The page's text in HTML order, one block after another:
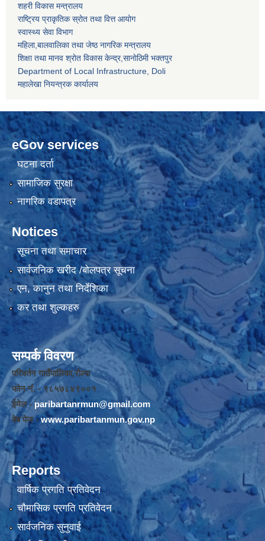
शहरी विकास मन्त्रालय
राष्ट्रिय प्राकृतिक स्रोत तथा वित्त आयोग
स्वास्थ्य सेवा विभाग
महिला,बालवालिका तथा जेष्ठ नागरिक मन्त्रालय
शिक्षा तथा मानव श्राेत विकास केन्द्र,सानाेठिमी भक्तपुर
Department of Local Infrastructure, Doli
महालेखा नियन्त्रक कार्यालय
eGov services
घटना दर्ता
सामाजिक सुरक्षा
नागरिक वडापत्र
Notices
सूचना तथा समाचार
सार्वजनिक खरीद /बोलपत्र सूचना
एन, कानुन तथा निर्देशिका
कर तथा शुल्कहरु
सम्पर्क विवरण
परिवर्तन गाउँपालिका,रोल्पा
फोन नंं. - ९८५७८४९००१
ईमेल -paribartanrmun@gmail.com
वेब पेज -www.paribartanmun.gov.np
Reports
वार्षिक प्रगति प्रतिवेदन
चौमासिक प्रगति प्रतिवेदन
सार्वजनिक सुनुवाई